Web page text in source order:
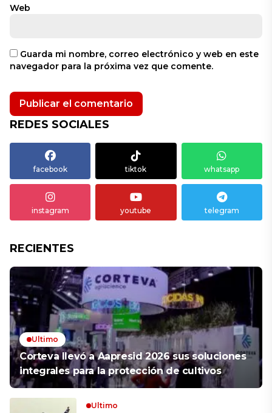
Web
Guarda mi nombre, correo electrónico y web en este
navegador para la próxima vez que comente.
REDES SOCIALES
facebook tiktok whatsapp
instagram youtube telegram
RECIENTES
Ultimo
Corteva llevó a Aapresid 2026 sus soluciones
integrales para la protección de cultivos
Ultimo